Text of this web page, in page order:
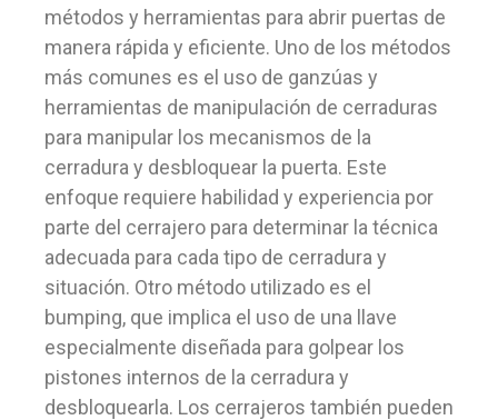
métodos y herramientas para abrir puertas de
manera rápida y eficiente. Uno de los métodos
más comunes es el uso de ganzúas y
herramientas de manipulación de cerraduras
para manipular los mecanismos de la
cerradura y desbloquear la puerta. Este
enfoque requiere habilidad y experiencia por
parte del cerrajero para determinar la técnica
adecuada para cada tipo de cerradura y
situación. Otro método utilizado es el
bumping, que implica el uso de una llave
especialmente diseñada para golpear los
pistones internos de la cerradura y
desbloquearla. Los cerrajeros también pueden